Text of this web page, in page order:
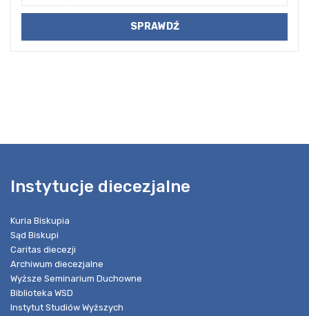
Instytucje diecezjalne
Kuria Biskupia
Sąd Biskupi
Caritas diecezji
Archiwum diecezjalne
Wyższe Seminarium Duchowne
Biblioteka WSD
Instytut Studiów Wyższych